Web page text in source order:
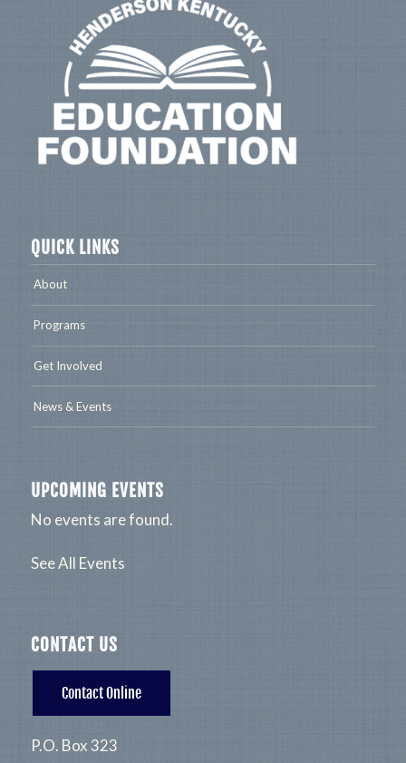
QUICK LINKS
About
Programs
Get Involved
News & Events
UPCOMING EVENTS
No events are found.
See All Events
CONTACT US
Contact Online
P.O. Box 323